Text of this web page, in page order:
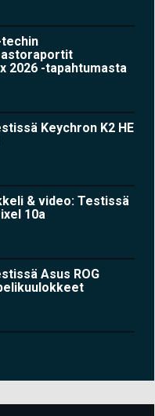
2026 -tapahtumasta
Keychron K2 HE
& video: Testissä
10a
Asus ROG